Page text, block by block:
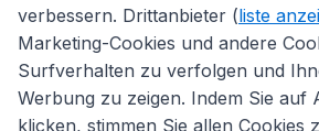
verbessern. Drittanbieter (liste
Marketing-Cookies und andere
Surfverhalten zu verfolgen und
Werbung zu zeigen. Indem Sie auf
klicken, stimmen Sie allen Cookies